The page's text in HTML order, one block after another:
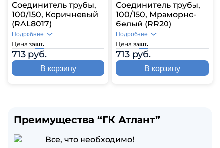
Соединитель трубы,
100/150, Коричневый
(RAL8017)
Цена зашт.
713 руб.
Подробнее
В корзину
Соединитель трубы,
100/150, Мраморно-
белый (RR20)
Цена зашт.
713 руб.
Подробнее
В корзину
Преимущества “ГК Атлант”
Все, что необходимо!